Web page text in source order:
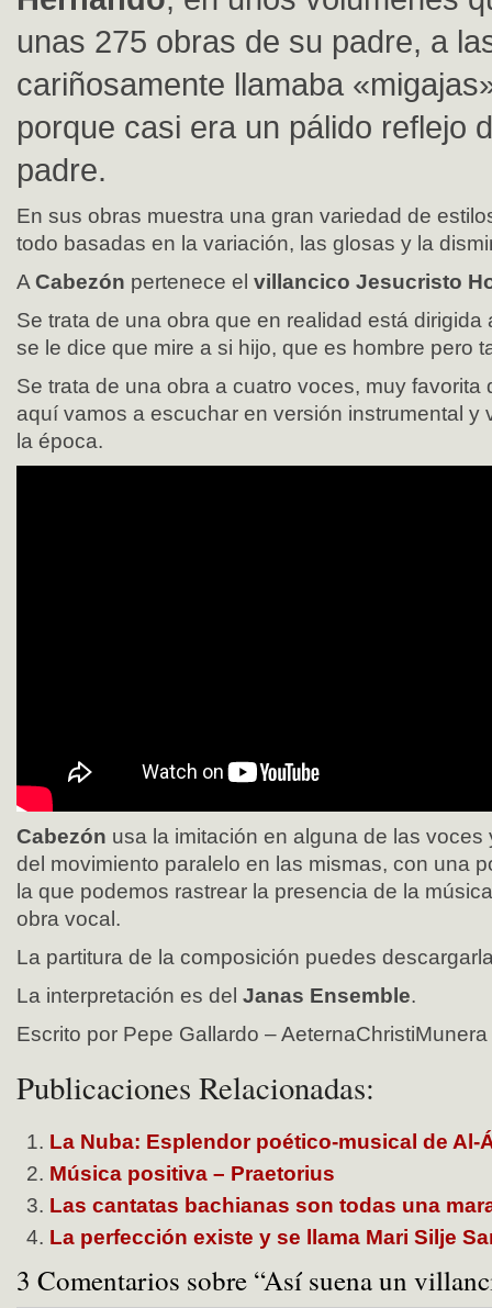
unas 275 obras de su padre, a
cariñosamente llamaba
porque casi era un pálido reflejo
padre.
En sus obras muestra una gran variedad de
todo basadas en la variación, las glosas y la
A Cabezón pertenece el villancico Jesucristo
Se trata de una obra que en realidad está dirigida
se le dice que mire a si hijo, que es hombre pero
Se trata de una obra a cuatro voces, muy favorita
aquí vamos a escuchar en versión instrumental y
la época.
Cabezón usa la imitación en alguna de las voces
del movimiento paralelo en las mismas, con una
la que podemos rastrear la presencia de la
obra vocal.
La partitura de la composición puedes
La interpretación es del Janas Ensemble.
Escrito por Pepe Gallardo – AeternaChristiMunera
Publicaciones Relacionadas:
La Nuba: Esplendor poético-musical de Al-
Música positiva – Praetorius
Las cantatas bachianas son todas una
La perfección existe y se llama Mari Silje
3 Comentarios sobre “Así suena un